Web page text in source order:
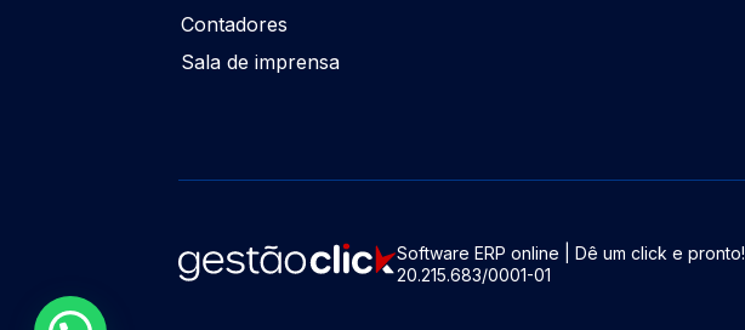
Contadores
Sala de imprensa
Software ERP online | Dê um click e pronto!
20.215.683/0001-01